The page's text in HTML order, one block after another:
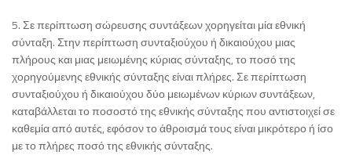
5. Σε περίπτωση σώρευσης συντάξεων χορηγείται μία εθνική
σύνταξη. Στην περίπτωση συνταξιούχου ή δικαιούχου μιας
πλήρους και μιας μειωμένης κύριας σύνταξης, το ποσό της
χορηγούμενης εθνικής σύνταξης είναι πλήρες. Σε περίπτωση
συνταξιούχου ή δικαιούχου δύο μειωμένων κύριων συντάξεων,
καταβάλλεται το ποσοστό της εθνικής σύνταξης που αντιστοιχεί σε
καθεμία από αυτές, εφόσον το άθροισμά τους είναι μικρότερο ή ίσο
με το πλήρες ποσό της εθνικής σύνταξης.